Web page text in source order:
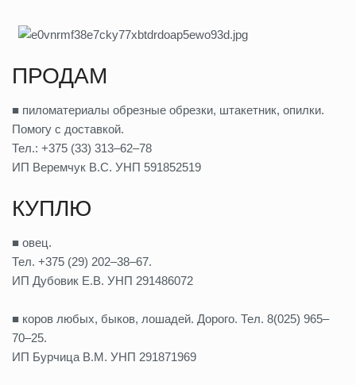
ПРОДАМ
■ пиломатериалы обрезные обрезки, штакетник, опилки.
Помогу с доставкой.
Тел.: +375 (33) 313–62–78
ИП Веремчук В.С. УНП 591852519
КУПЛЮ
■ овец.
Тел. +375 (29) 202–38–67.
ИП Дубовик Е.В. УНП 291486072
■ коров любых, быков, лошадей. Дорого. Тел. 8(025) 965–
70–25.
ИП Бурчица В.М. УНП 291871969